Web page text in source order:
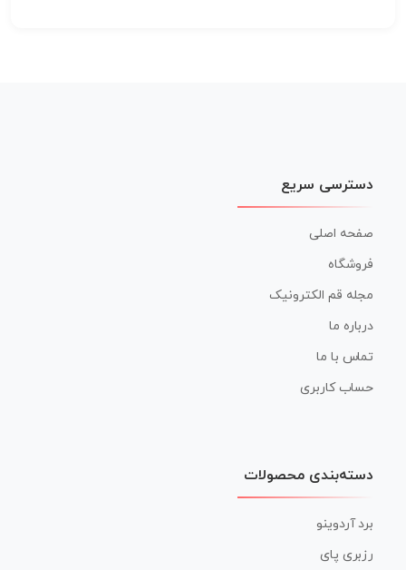
دسترسی سریع
صفحه اصلی
فروشگاه
مجله قم الکترونیک
درباره ما
تماس با ما
حساب کاربری
دسته‌بندی محصولات
برد آردوینو
رزبری پای